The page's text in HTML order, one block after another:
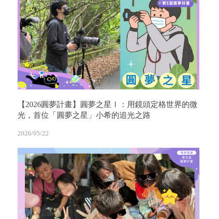
【2026圓夢計畫】圓夢之星Ⅰ：用鏡頭定格世界的微
光，首位「圓夢之星」小希的追光之路
2026/05/22